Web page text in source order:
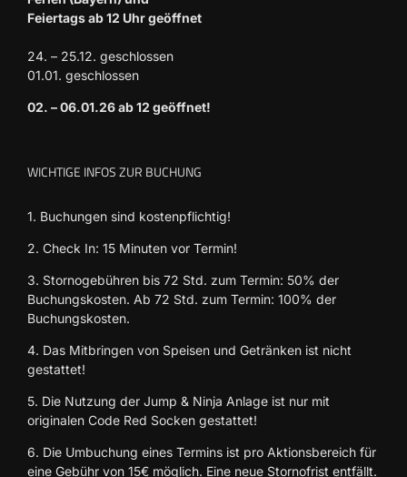
Feiertags ab 12 Uhr geöffnet
24. – 25.12. geschlossen
01.01. geschlossen
02. – 06.01.26 ab 12 geöffnet!
WICHTIGE INFOS ZUR BUCHUNG
1. Buchungen sind kostenpflichtig!
2. Check In: 15 Minuten vor Termin!
3. Stornogebühren bis 72 Std. zum Termin: 50% der
Buchungskosten. Ab 72 Std. zum Termin: 100% der
Buchungskosten.
4. Das Mitbringen von Speisen und Getränken ist nicht
gestattet!
5. Die Nutzung der Jump & Ninja Anlage ist nur mit
originalen Code Red Socken gestattet!
6. Die Umbuchung eines Termins ist pro Aktionsbereich für
eine Gebühr von 15€ möglich. Eine neue Stornofrist entfällt.